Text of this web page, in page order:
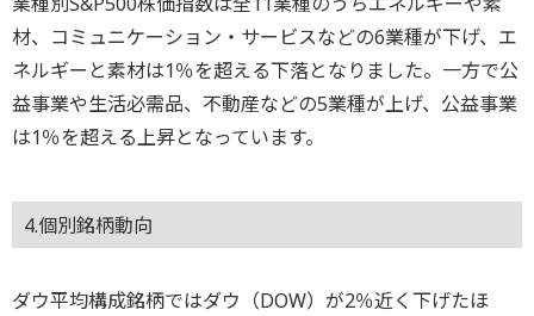
材、コミュニケーション・サービスなどの6業種が下げ、エ
ネルギーと素材は1％を超える下落となりました。一方で公
益事業や生活必需品、不動産などの5業種が上げ、公益事業
は1％を超える上昇となっています。
4.個別銘柄動向
ダウ平均構成銘柄ではダウ（DOW）が2％近く下げたほ